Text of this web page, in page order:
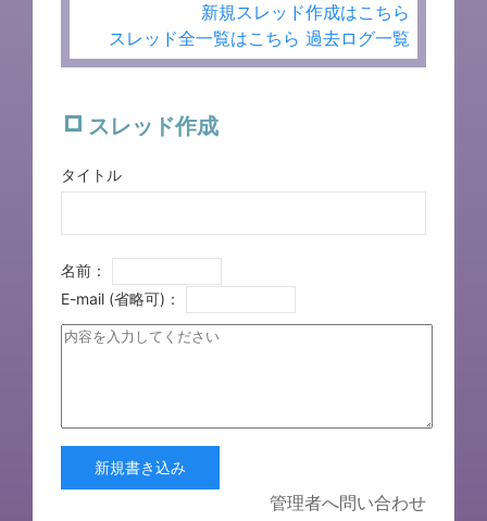
新規スレッド作成はこちら
スレッド全一覧はこちら 過去ログ一覧
スレッド作成
タイトル
名前：
E-mail (省略可)：
新規書き込み
管理者へ問い合わせ